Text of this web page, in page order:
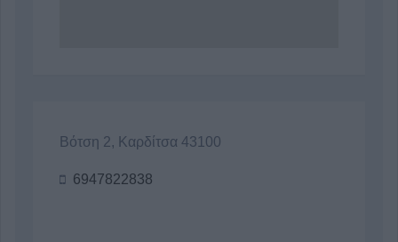
Βότση 2, Καρδίτσα 43100
6947822838